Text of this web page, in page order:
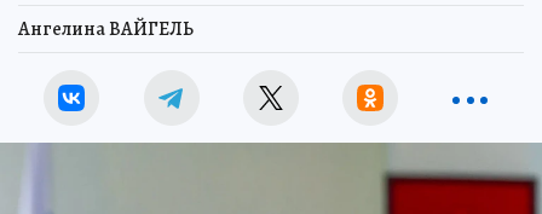
Ангелина ВАЙГЕЛЬ